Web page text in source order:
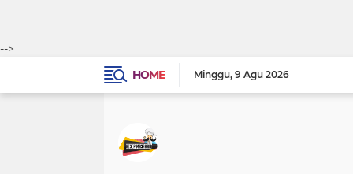
-->
HOME
Minggu 9 Agu 2026